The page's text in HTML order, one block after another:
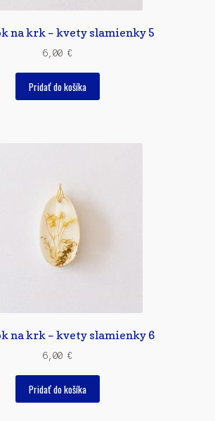
na krk – kvety slamienky 5
6,00 €
Pridať do košíka
na krk – kvety slamienky 6
6,00 €
Pridať do košíka